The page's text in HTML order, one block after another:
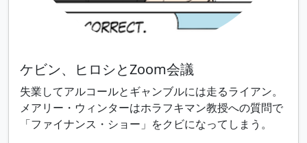
ケビン、ヒロシとZoom会議
失業してアルコールとギャンブルには走るライアン。
メアリー・ウィンターはホラフキマン教授への質問で
「ファイナンス・ショー」をクビになってしまう。